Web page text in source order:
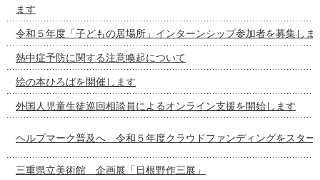
ます
令和５年度「子どもの居場所」インターンシップ参加者を募集しま
熱中症予防に関する注意喚起について
絵の本ひろばを開催します
外国人児童生徒巡回相談員によるオンライン支援を開始します
ヘルプマーク普及へ 令和５年度クラウドファンディングをスター
三重県立美術館 企画展「日根野作三展」